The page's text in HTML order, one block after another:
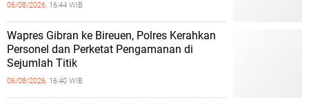
06/08/2026, 16:44 WIB
Wapres Gibran ke Bireuen, Polres Kerahkan
Personel dan Perketat Pengamanan di
Sejumlah Titik
06/08/2026, 16:40 WIB